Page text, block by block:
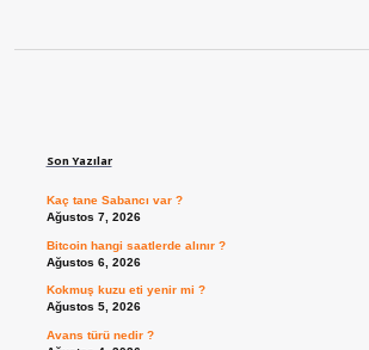
Son Yazılar
Kaç tane Sabancı var ?
Ağustos 7, 2026
Bitcoin hangi saatlerde alınır ?
Ağustos 6, 2026
Kokmuş kuzu eti yenir mi ?
Ağustos 5, 2026
Avans türü nedir ?